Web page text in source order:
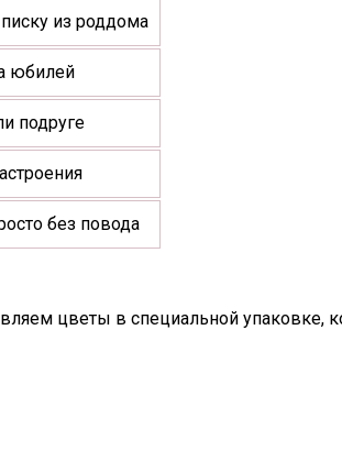
из роддома
юбилей
подруге
без повода
цветы в специальной упаковке,